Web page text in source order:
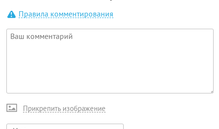
Правила комментирования
Прикрепить изображение